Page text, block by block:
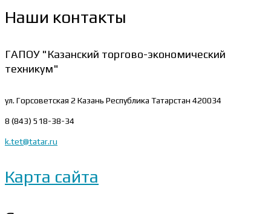
Наши контакты
ГАПОУ "Казанский торгово-экономический
техникум"
ул. Горсоветская 2 Казань Республика Татарстан 420034
8 (843) 518-38-34
k.tet@tatar.ru
Карта сайта